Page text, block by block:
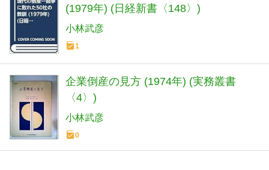
(1979年) (日経新書〈148〉)
小林武彦
1
企業倒産の見方 (1974年) (実務叢書
〈4〉)
小林武彦
0